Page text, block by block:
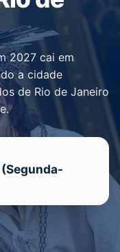
2027 cai em
a cidade
de Rio de Janeiro